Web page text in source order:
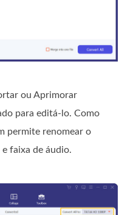
ou Aprimorar
para editá-lo. Como
permite renomear o
faixa de áudio.